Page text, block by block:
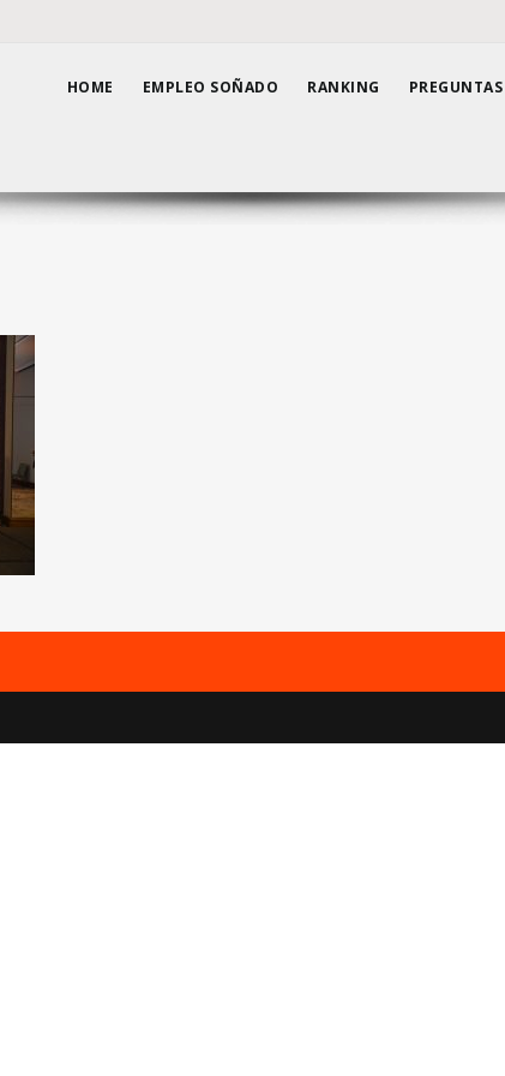
HOME EMPLEO SOÑADO RANKING